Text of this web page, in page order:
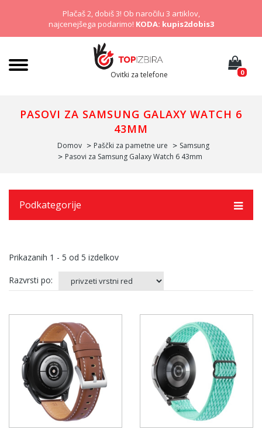
Plačaš 2, dobiš 3! Ob naročilu 3 artiklov,
najcenejšega podarimo! KODA: kupis2dobis3
Ovitki za telefone 0
PASOVI ZA SAMSUNG GALAXY WATCH 6
43MM
Domov Paščki za pametne ure
Samsung
Pasovi za Samsung Galaxy Watch 6 43mm
Podkategorije
Prikazanih 1 - 5 od 5 izdelkov
Razvrsti po: